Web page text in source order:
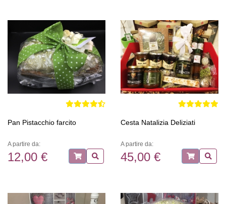
Pan Pistacchio farcito
A partire da:
12,00 €
Cesta Natalizia Deliziati
A partire da:
45,00 €